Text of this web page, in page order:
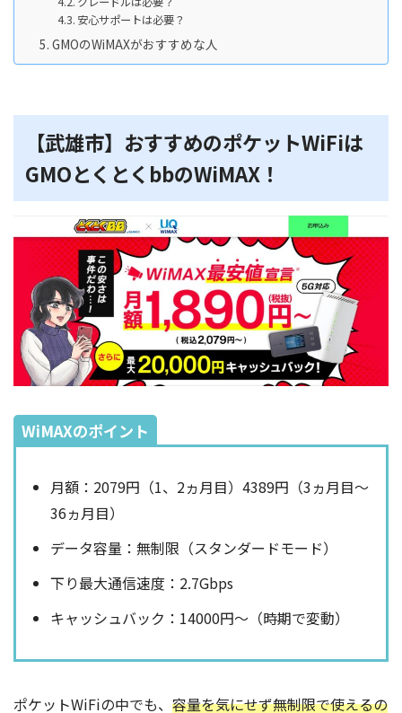
安心サポートは必要？
GMOのWiMAXがおすすめな人
【武雄市】おすすめのポケットWiFiは
GMOとくとくbbのWiMAX！
WiMAXのポイント
月額：2079円（1、2ヵ月目）4389円（3ヵ月目～
36ヵ月目）
データ容量：無制限（スタンダードモード）
下り最大通信速度：2.7Gbps
キャッシュバック：14000円～（時期で変動）
ポケットWiFiの中でも、 容量を気にせず無制限で使えるの